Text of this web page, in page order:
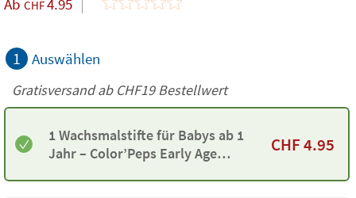
CHF
1 Auswählen
Gratisversand ab CHF19Bestellwert
1 Wachsmalstifte für Babys ab 1
Jahr – Color’Peps Early Age
CHF4.95